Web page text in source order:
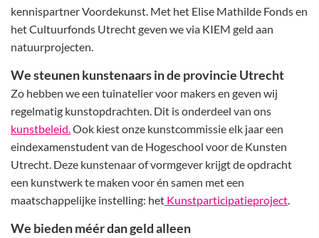
kennispartner Voordekunst. Met het Elise Mathilde Fonds en
het Cultuurfonds Utrecht geven we via KIEM geld aan
natuurprojecten.
We steunen kunstenaars in de provincie Utrecht
Zo hebben we een tuinatelier voor makers en geven wij
regelmatig kunstopdrachten. Dit is onderdeel van ons
kunstbeleid. Ook kiest onze kunstcommissie elk jaar een
eindexamenstudent van de Hogeschool voor de Kunsten
Utrecht. Deze kunstenaar of vormgever krijgt de opdracht
een kunstwerk te maken voor én samen met een
maatschappelijke instelling: het Kunstparticipatieproject
We bieden méér dan geld alleen